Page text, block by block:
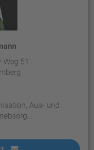
Weg 51
Aus- und